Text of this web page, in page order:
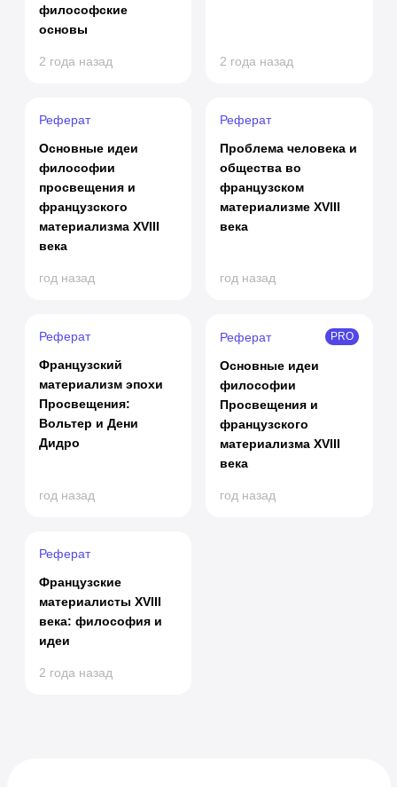
философские
основы
2 года назад 2 года назад
Реферат
Основные идеи
философии
просвещения и
французского
материализма XVIII
века
год назад
Реферат
Проблема человека и
общества во
французском
материализме XVIII
века
год назад
Реферат
Французский
материализм эпохи
Просвещения:
Вольтер и Дени
Дидро
год назад
Реферат PRO
Основные идеи
философии
Просвещения и
французского
материализма XVIII
века
год назад
Реферат
Французские
материалисты XVIII
века: философия и
идеи
2 года назад